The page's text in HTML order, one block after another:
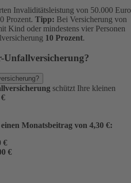
Invaliditätsleistung von 50.000 Euro
Prozent. Tipp: Bei Versicherung von
Kind oder mindestens vier Personen
10 Prozent.
Unfallversicherung?
schützt Ihre kleinen
Monatsbeitrag von 4,30 €:
€
€